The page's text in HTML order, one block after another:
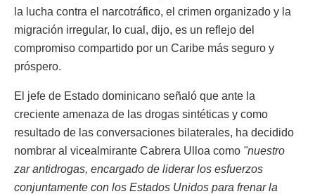
la lucha contra el narcotráfico, el crimen organizado y la
migración irregular, lo cual, dijo, es un reflejo del
compromiso compartido por un Caribe más seguro y
próspero.
El jefe de Estado dominicano señaló que ante la
creciente amenaza de las drogas sintéticas y como
resultado de las conversaciones bilaterales, ha decidido
nombrar al vicealmirante Cabrera Ulloa como "nuestro
zar antidrogas, encargado de liderar los esfuerzos
conjuntamente con los Estados Unidos para frenar la